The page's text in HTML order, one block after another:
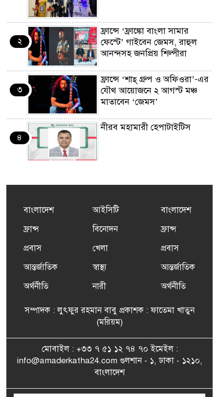
২
ফ্রান্সে ‘ফ্রাঙ্কো বাংলা সামার
ফেস্টে’ গাইবেন জেমস, রাহুল
আনন্দসহ জনপ্রিয় শিল্পীরা
৩
ফ্রান্সে ‘শাহ্ গ্রুপ ও অফিওরা’-এর
যৌথ আয়োজনে ২ আগস্ট মঞ্চ
মাতাবেন ‘জেমস’
৪
নীরব মহামারী হেপাটাইটিস
৫
এর সম্পূর্ণ বিনামূল্যের সুশি
ফ্রান্সসহ ইউরোপীয় দেশসমূহে
দাবদাহ: কারণ, প্রভাব ও করণীয়
ফ্রান্সে সংবর্ধিত হলেন যুক্তরাজ্য
বিএনপি’র আহ্বায়ক কমিটির
সাংবাদিকতায় কৃতিত্বের পুরস্কার
এমপি মমতাজ আলোকে
জেলা প্রবাসী এসোসিয়েশন’
বাংলাদেশ
ফ্রান্স
প্রবাস
আন্তর্জাতিক
অর্থনীতি
আইসিটি
বিনোদন
খেলা
স্বাস্থ্য
নারী
বাংলাদেশ
ফ্রান্স
প্রবাস
আন্তর্জাতিক
অর্থনীতি
সম্পাদক : লুৎফুর রহমান বাবু প্রকাশক : ফাতেমা খাতুন
(মরিয়ম)
মোবাইল : +৩৩ ৭ ৫১ ১২ ৭৪ ৭০ ইমেইল :
info@amaderkatha24.com গুলশান - ১, ঢাকা - ১২১০,
বাংলাদেশ